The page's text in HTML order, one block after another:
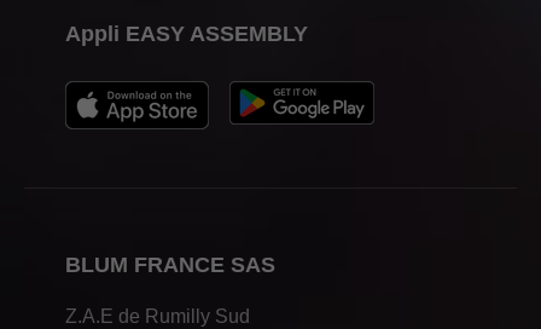
BLUM FRANCE SAS
Z.A.E de Rumilly Sud
Appli EASY ASSEMBLY